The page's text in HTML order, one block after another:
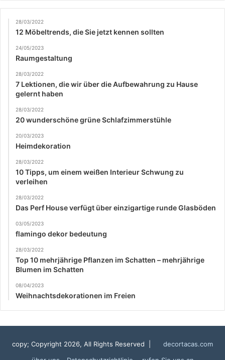
28/03/2022
12 Möbeltrends, die Sie jetzt kennen sollten
24/05/2023
Raumgestaltung
28/03/2022
7 Lektionen, die wir über die Aufbewahrung zu Hause
gelernt haben
28/03/2022
20 wunderschöne grüne Schlafzimmerstühle
20/03/2023
Heimdekoration
28/03/2022
10 Tipps, um einem weißen Interieur Schwung zu
verleihen
28/03/2022
Das Perf House verfügt über einzigartige runde Glasböden
03/05/2023
flamingo dekor bedeutung
28/03/2022
Top 10 mehrjährige Pflanzen im Schatten – mehrjährige
Blumen im Schatten
08/04/2023
Weihnachtsdekorationen im Freien
copy; Copyright 2026, All Rights Reserved |
decortacas.com